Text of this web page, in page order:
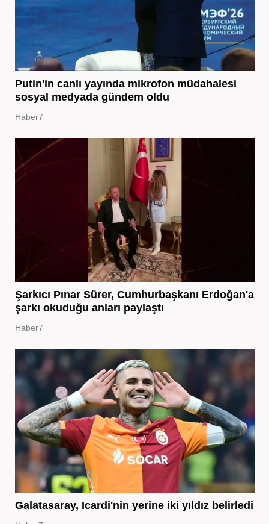
Putin'in canlı yayında mikrofon müdahalesi
sosyal medyada gündem oldu
Haber7
Şarkıcı Pınar Sürer, Cumhurbaşkanı Erdoğan'a
şarkı okuduğu anları paylaştı
Haber7
Galatasaray, Icardi'nin yerine iki yıldız belirledi